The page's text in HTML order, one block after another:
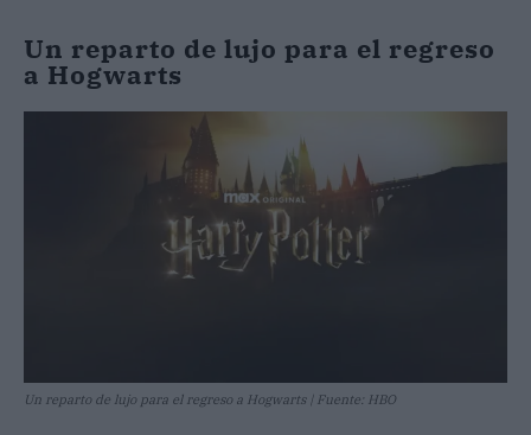
Un reparto de lujo para el regreso
a Hogwarts
Un reparto de lujo para el regreso a Hogwarts | Fuente: HBO